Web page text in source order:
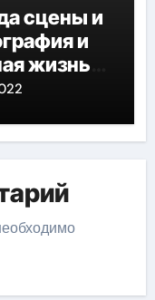
сцены и
и
жизнь